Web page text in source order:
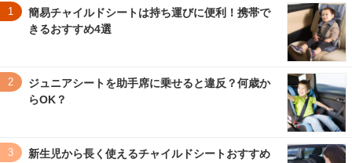
1
簡易チャイルドシートは持ち運びに便利！携帯で
きるおすすめ4選
2
ジュニアシートを助手席に乗せると違反？何歳か
らOK？
3
新生児から長く使えるチャイルドシートおすすめ